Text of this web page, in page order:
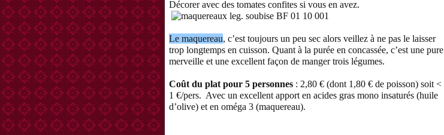
Décorer avec des tomates confites si vous en avez.
Le maquereau, c’est toujours un peu sec alors veillez à ne pas le laisser
trop longtemps en cuisson. Quant à la purée en concassée, c’est une pure
merveille et une excellent façon de manger trois légumes.
Coût du plat pour 5 personnes : 2,80 € (dont 1,80 € de poisson) soit <
1 €/pers. Avec un excellent apport en acides gras mono insaturés (huile
d’olive) et en oméga 3 (maquereau).